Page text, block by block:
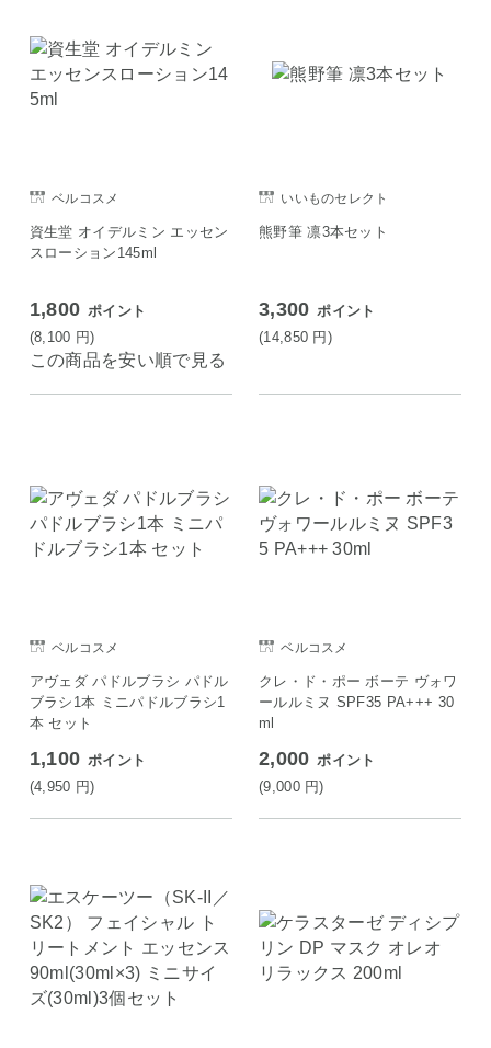
ベルコスメ
資生堂 オイデルミン エッセン
スローション145ml
1,800 ポイント
(8,100 円)
この商品を安い順で見る
いいものセレクト
熊野筆 凛3本セット
3,300 ポイント
(14,850 円 )
ベルコスメ
アヴェダ パドルブラシ パドル
ブラシ1本 ミニパドルブラシ1
本 セット
1,100 ポイント
(4,950 円)
ベルコスメ
クレ・ド・ポー ボーテ ヴォワ
ールルミヌ SPF35 PA+++ 30
ml
2,000 ポイント
(9,000 円)